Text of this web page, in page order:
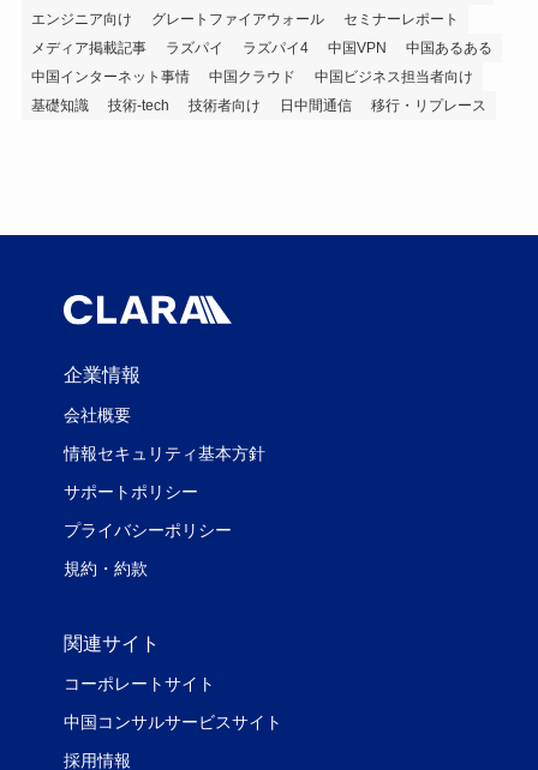
エンジニア向け
グレートファイアウォール
セミナーレポート
メディア掲載記事
ラズパイ ラズパイ4 中国VPN
中国あるある
中国インターネット事情
中国クラウド
中国ビジネス担当者向け
基礎知識
技術-tech 技術者向け 日中間通信 移行・リプレース
企業情報
会社概要
情報セキュリティ基本方針
サポートポリシー
プライバシーポリシー
規約・約款
関連サイト
コーポレートサイト
中国コンサルサービスサイト
採用情報